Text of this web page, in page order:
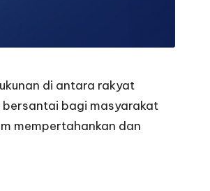
di antara rakyat
bagi masyarakat
mempertahankan dan